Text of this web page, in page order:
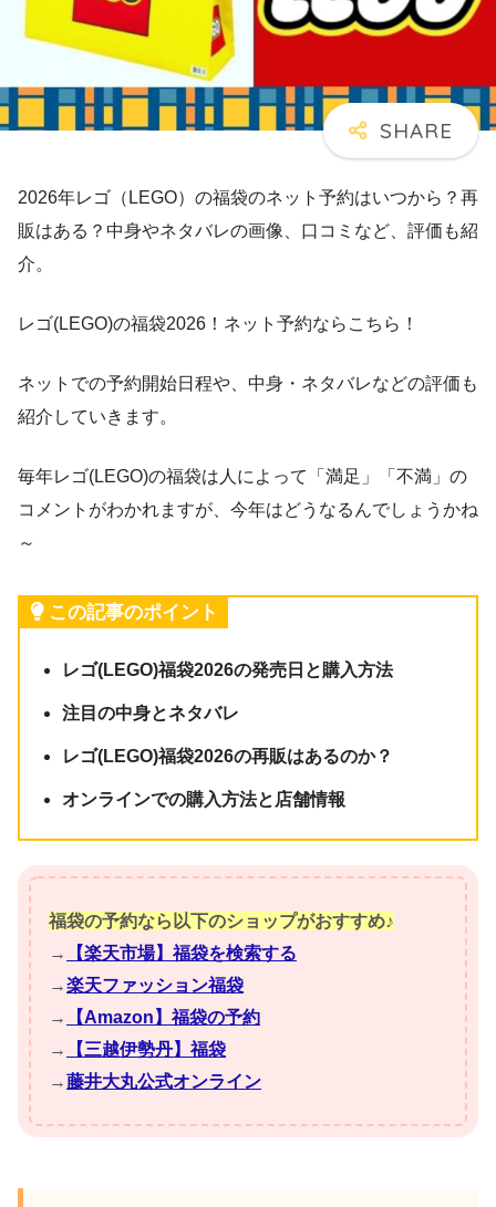
2026年レゴ（LEGO）の福袋のネット予約はいつから？再
販はある？中身やネタバレの画像、口コミなど、評価も紹
介。
レゴ(LEGO)の福袋2026！ネット予約ならこちら！
ネットでの予約開始日程や、中身・ネタバレなどの評価も
紹介していきます。
毎年レゴ(LEGO)の福袋は人によって「満足」「不満」の
コメントがわかれますが、今年はどうなるんでしょうかね
～
この記事のポイント
レゴ(LEGO)福袋2026の発売日と購入方法
注目の中身とネタバレ
レゴ(LEGO)福袋2026の再販はあるのか？
オンラインでの購入方法と店舗情報
福袋の予約なら以下のショップがおすすめ♪
→
【楽天市場】福袋を検索する
→楽天ファッション福袋
→
【Amazon】福袋の予約
→
【三越伊勢丹】福袋
→ 藤井大丸公式オンライン